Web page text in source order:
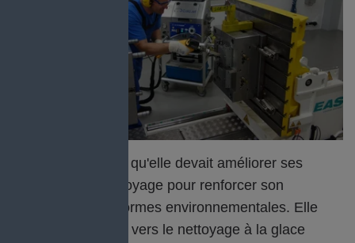
L'entreprise savait qu'elle devait améliorer ses
processus de nettoyage pour renforcer son
efficacité et ses normes environnementales. Elle
s'est donc tournée vers le nettoyage à la glace